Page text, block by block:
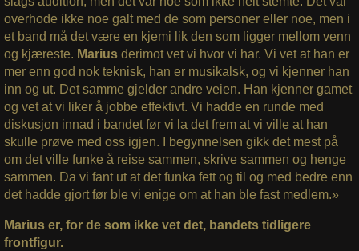
overhode ikke noe galt med de som personer eller noe, men i
et band må det være en kjemi lik den som ligger mellom venn
og kjæreste. Marius derimot vet vi hvor vi har. Vi vet at han er
mer enn god nok teknisk, han er musikalsk, og vi kjenner han
inn og ut. Det samme gjelder andre veien. Han kjenner gamet
og vet at vi liker å jobbe effektivt. Vi hadde en runde med
diskusjon innad i bandet før vi la det frem at vi ville at han
skulle prøve med oss igjen. I begynnelsen gikk det mest på
om det ville funke å reise sammen, skrive sammen og henge
sammen. Da vi fant ut at det funka fett og til og med bedre enn
det hadde gjort før ble vi enige om at han ble fast medlem.»
Marius er, for de som ikke vet det, bandets tidligere
frontfigur.